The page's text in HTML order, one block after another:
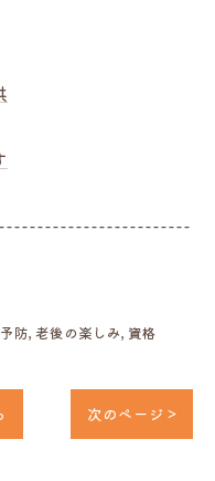
防 老後の楽しみ 資格
次のページ >